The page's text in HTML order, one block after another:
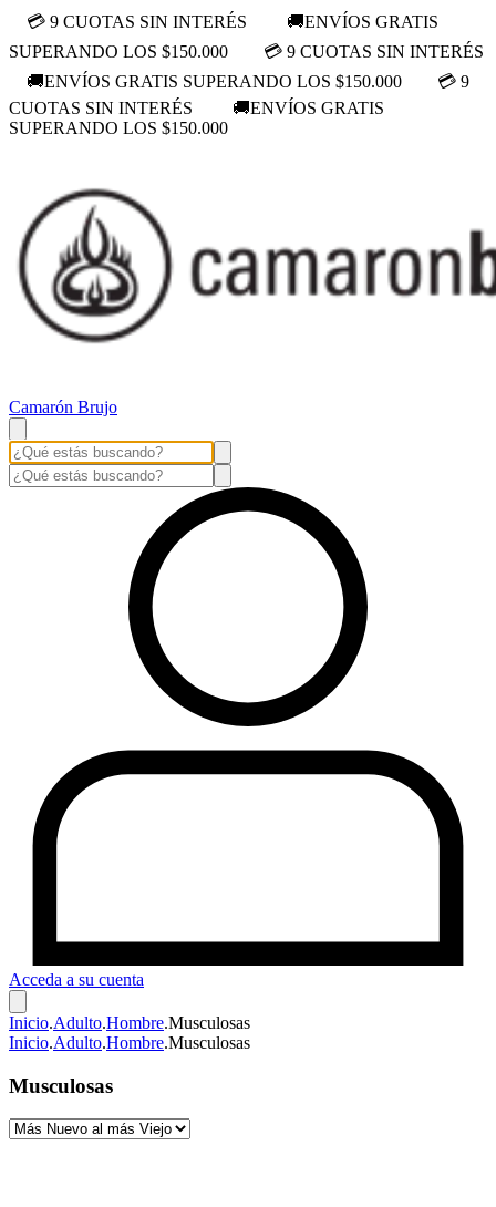
💳 9 CUOTAS SIN INTERÉS
🚚ENVÍOS GRATIS
SUPERANDO LOS $150.000
💳 9 CUOTAS SIN INTERÉS
🚚ENVÍOS GRATIS SUPERANDO LOS $150.000
💳 9
CUOTAS SIN INTERÉS
🚚ENVÍOS GRATIS
SUPERANDO LOS $150.000
Camarón Brujo
Acceda a su cuenta
Inicio.Adulto.Hombre.Musculosas
Inicio.Adulto.Hombre.Musculosas
Musculosas